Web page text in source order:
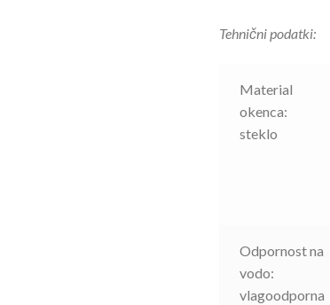
Tehnični podatki:
Material
okenca:
steklo
Odpornost na
vodo:
vlagoodporna